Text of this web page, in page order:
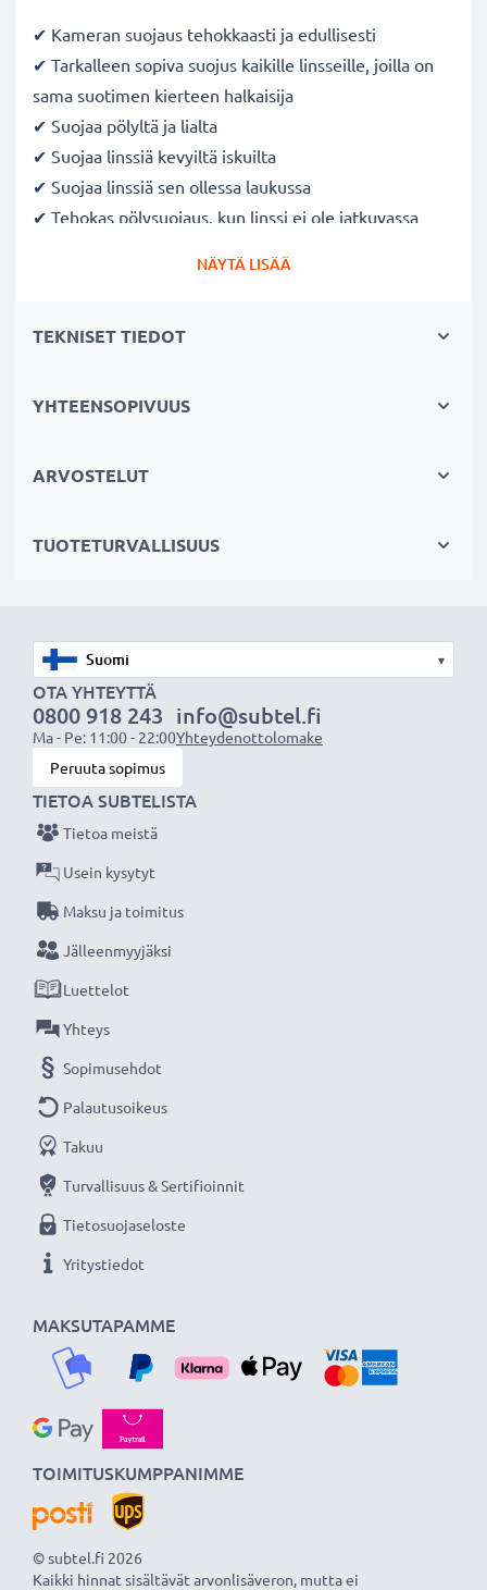
✔ Kameran suojaus tehokkaasti ja edullisesti
✔ Tarkalleen sopiva suojus kaikille linsseille, joilla on
sama suotimen kierteen halkaisija
✔ Suojaa pölyltä ja lialta
✔ Suojaa linssiä kevyiltä iskuilta
✔ Suojaa linssiä sen ollessa laukussa
✔ Tehokas pölysuojaus, kun linssi ei ole jatkuvassa
Väri: Musta
verkkokauppa, joka tarjoaa laadukkaita tuotteita, ja
siksi tarjoamme 36 kuukauden takuun!
NÄYTÄ LISÄÄ
TEKNISET TIEDOT
YHTEENSOPIVUUS
ARVOSTELUT
TUOTETURVALLISUUS
▾
OTA YHTEYTTÄ
0800 918 243
Ma - Pe: 11:00 - 22:00
info@subtel.fi
Yhteydenottolomake
Peruuta sopimus
MAKSUTAPAMME
TIETOA SUBTELISTA
Tietoa meistä
Usein kysytyt
Maksu ja toimitus
Jälleenmyyjäksi
Luettelot
Yhteys
Sopimusehdot
Palautusoikeus
Takuu
Turvallisuus & Sertifioinnit
Tietosuojaseloste
Yritystiedot
TOIMITUSKUMPPANIMME
© subtel.fi 2026
Kaikki hinnat sisältävät arvonlisäveron, mutta ei